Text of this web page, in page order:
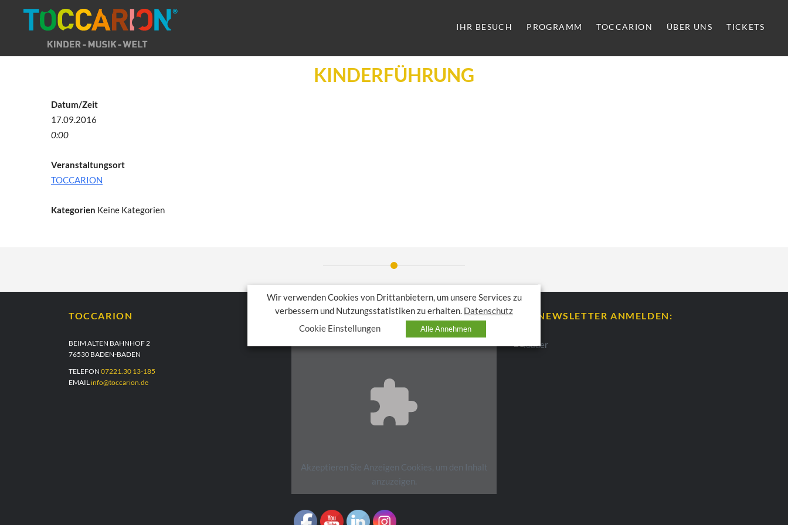
IHR BESUCH PROGRAMM TOCCARION ÜBER UNS TICKETS
KINDERFÜHRUNG
Datum/Zeit
17.09.2016
0:00
Veranstaltungsort
TOCCARION
Kategorien Keine Kategorien
TOCCARION
BEIM ALTEN BAHNHOF 2
76530 BADEN-BADEN
TELEFON 07221.30 13-185
EMAIL info@toccarion.de
Akzeptieren Sie Anzeigen Cookies, um den Inhalt
anzuzeigen.
FÜR NEWSLETTER ANMELDEN:
Wir verwenden Cookies von Drittanbietern, um unsere Services zu
verbessern und Nutzungsstatistiken zu erhalten. Datenschutz
Cookie Einstellungen
Alle Annehmen